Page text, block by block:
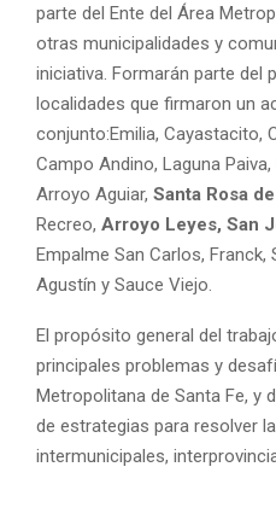
parte del Ente del Área
otras municipalidades y
iniciativa. Formarán parte del
localidades que firmaron un
conjunto:Emilia, Cayastacito,
Campo Andino, Laguna
Arroyo Aguiar, Santa Rosa
Recreo, Arroyo Leyes, San
Empalme San Carlos,
Agustín y Sauce Viejo.
El propósito general del
principales problemas y
Metropolitana de Santa Fe, y
de estrategias para resolver
intermunicipales,